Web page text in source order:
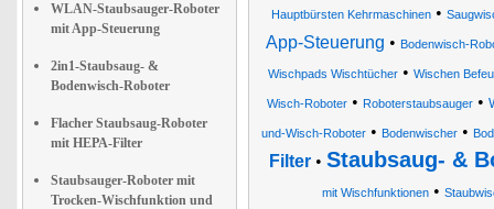
WLAN-Staubsauger-Roboter
mit App-Steuerung
2in1-Staubsaug- &
Bodenwisch-Roboter
Flacher Staubsaug-Roboter
mit HEPA-Filter
Staubsauger-Roboter mit
Trocken-Wischfunktion und
Hauptbürsten Kehrmaschinen •
App-Steuerung • Bodenwisch-
Wischpads Wischtücher • Wischen
Wisch-Roboter • Roboterstaubsauger •
und-Wisch-Roboter • Bodenwischer •
Filter• Staubsaug- &
mit Wischfunktionen•